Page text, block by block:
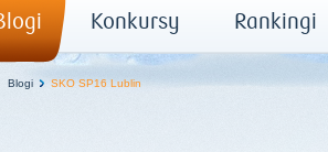
Konkursy Rankingi
Blogi SKO SP16 Lublin